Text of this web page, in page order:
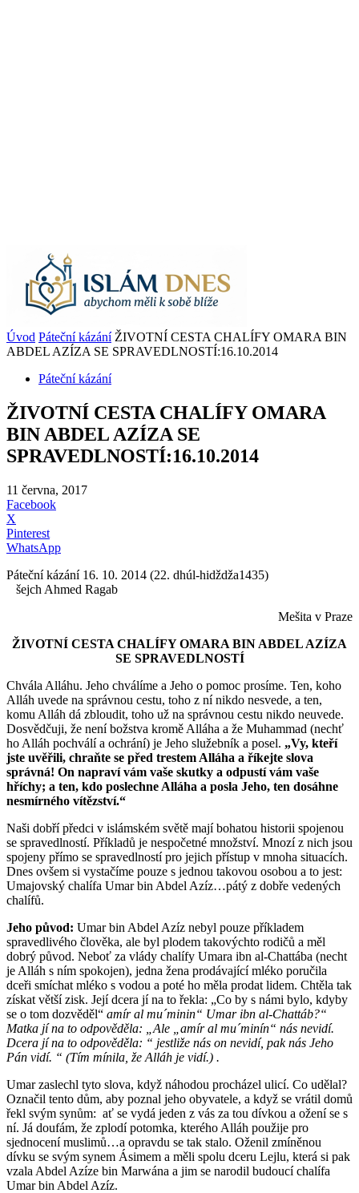
Úvod Páteční kázání ŽIVOTNÍ CESTA CHALÍFY OMARA BIN
ABDEL AZÍZA SE SPRAVEDLNOSTÍ:16.10.2014
Páteční kázání
ŽIVOTNÍ CESTA CHALÍFY OMARA
BIN ABDEL AZÍZA SE
SPRAVEDLNOSTÍ:16.10.2014
11 června, 2017
Facebook
X
Pinterest
WhatsApp
Páteční kázání 16. 10. 2014 (22. dhúl-hidždža1435)
šejch Ahmed Ragab
Mešita v Praze
ŽIVOTNÍ CESTA CHALÍFY OMARA BIN ABDEL AZÍZA
SE SPRAVEDLNOSTÍ
Chvála Alláhu. Jeho chválíme a Jeho o pomoc prosíme. Ten, koho
Alláh uvede na správnou cestu, toho z ní nikdo nesvede, a ten,
komu Alláh dá zbloudit, toho už na správnou cestu nikdo neuvede.
Dosvědčuji, že není božstva kromě Alláha a že Muhammad (nechť
ho Alláh pochválí a ochrání) je Jeho služebník a posel. „Vy, kteří
jste uvěřili, chraňte se před trestem Alláha a říkejte slova
správná! On napraví vám vaše skutky a odpustí vám vaše
hříchy; a ten, kdo poslechne Alláha a posla Jeho, ten dosáhne
nesmírného vítězství.“
Naši dobří předci v islámském světě mají bohatou historii spojenou
se spravedlností. Příkladů je nespočetné množství. Mnozí z nich jsou
spojeny přímo se spravedlností pro jejich přístup v mnoha situacích.
Dnes ovšem si vystačíme pouze s jednou takovou osobou a to jest:
Umajovský chalífa Umar bin Abdel Azíz…pátý z dobře vedených
chalífů.
Jeho původ: Umar bin Abdel Azíz nebyl pouze příkladem
spravedlivého člověka, ale byl plodem takovýchto rodičů a měl
dobrý původ. Neboť za vlády chalífy Umara ibn al-Chattába (necht
je Alláh s ním spokojen), jedna žena prodávající mléko poručila
dceři smíchat mléko s vodou a poté ho měla prodat lidem. Chtěla tak
získat větší zisk. Její dcera jí na to řekla: „Co by s námi bylo, kdyby
se o tom dozvěděl“ amír al mu´minin“ Umar ibn al-Chattáb?“
Matka jí na to odpověděla: „Ale „amír al mu´minín“ nás nevidí.
Dcera jí na to odpověděla: “ jestliže nás on nevidí, pak nás Jeho
Pán vidí. “ (Tím mínila, že Alláh je vidí.) .
Umar zaslechl tyto slova, když náhodou procházel ulicí. Co udělal?
Označil tento dům, aby poznal jeho obyvatele, a když se vrátil domů
řekl svým synům: ať se vydá jeden z vás za tou dívkou a ožení se s
ní. Já doufám, že zplodí potomka, kterého Alláh použije pro
sjednocení muslimů…a opravdu se tak stalo. Oženil zmíněnou
dívku se svým synem Ásimem a měli spolu dceru Lejlu, která si pak
vzala Abdel Azíze bin Marwána a jim se narodil budoucí chalífa
Umar bin Abdel Azíz.